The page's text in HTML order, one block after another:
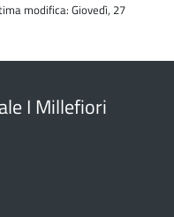
modifica: Giovedì, 27
I Millefiori